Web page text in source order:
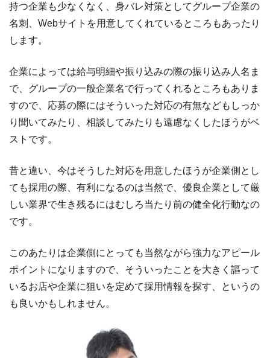
持つ企業も少なくなく、身バレ対策としてグループ企業の
名刺、Webサイトを用意してくれているところもあったり
します。
企業によっては給与明細や振り込みの際の振り込み人名ま
で、グループの一般企業名で行ってくれるところもありま
すので、応募の際にはそういった対応の有無などもしっか
り聞いてみたり、相談してみたりも遠慮なくしたほうがベ
ストです。
昔と違い、今はそうした対応を用意したほうが企業側とし
ても採用の際、有利になるのは当然で、優良企業として厳
しい業界で生き残るにはむしろ当たり前の健全化行動なの
です。
このあたりは企業側にとっても当然ながら強力なアピール
ポイントになりますので、そういったことを大きく謳って
いるお店や企業に狙いを定めて採用情報を探す、というの
も良いかもしれません。